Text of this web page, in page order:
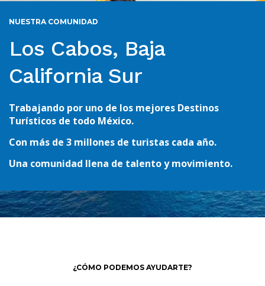
NUESTRA COMUNIDAD
Los Cabos, Baja
California Sur
Trabajando por uno de los mejores Destinos
Turísticos de todo México.
Con más de 3 millones de turistas cada año.
Una comunidad llena de talento y movimiento.
¿CÓMO PODEMOS AYUDARTE?